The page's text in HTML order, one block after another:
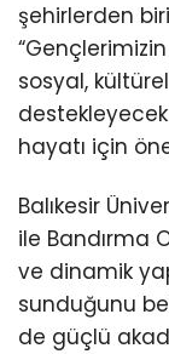
şehirlerden
“Gençlerimizin
sosyal,
hayatı için
Balıkesir
ile Bandırma
ve dinamik
sunduğunu
de güçlü